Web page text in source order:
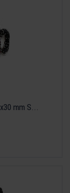
mm S...